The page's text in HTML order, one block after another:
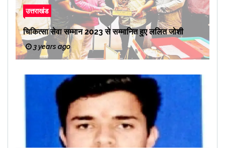
उत्तराखंड
चिकित्सा सेवा सम्मान 2023 से सम्मानित हुए ललित जोशी
3 years ago